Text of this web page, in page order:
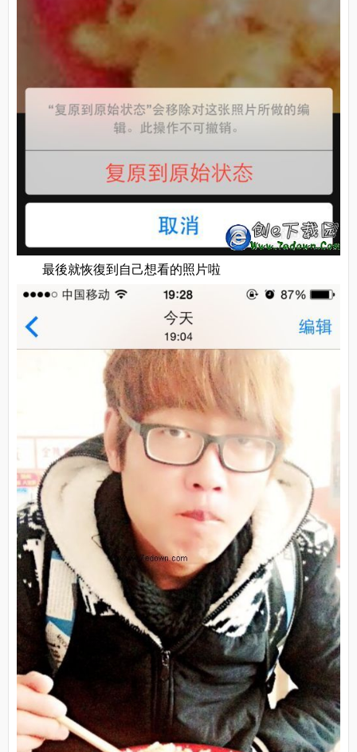
最後就恢復到自己想看的照片啦